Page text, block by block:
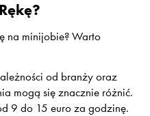
na minijobie? Warto
od branży oraz
mogą się znacznie różnić.
9 do 15 euro za godzinę.